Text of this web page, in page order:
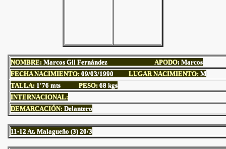
NOMBRE: Marcos Gil Fernández APODO: Marcos
FECHA NACIMIENTO: 09/03/1990 LUGAR NACIMIENTO: M
TALLA: 1'76 mts PESO: 68 kgs
INTERNACIONAL:
DEMARCACIÓN: Delantero
11-12 At. Malagueño (3) 20/3